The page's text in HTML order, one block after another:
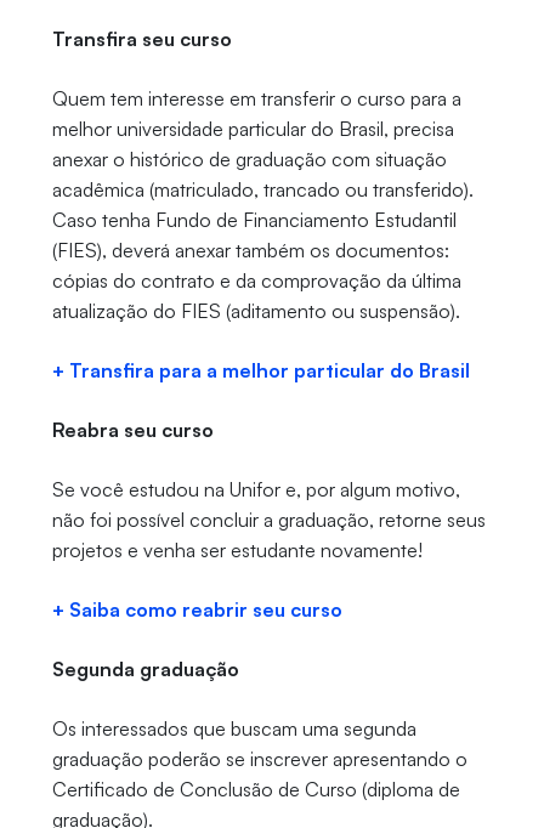
Transfira seu curso
Quem tem interesse em transferir o curso para a
melhor universidade particular do Brasil, precisa
anexar o histórico de graduação com situação
acadêmica (matriculado, trancado ou transferido).
Caso tenha Fundo de Financiamento Estudantil
(FIES), deverá anexar também os documentos:
cópias do contrato e da comprovação da última
atualização do FIES (aditamento ou suspensão).
+ Transfira para a melhor particular do Brasil
Reabra seu curso
Se você estudou na Unifor e, por algum motivo,
não foi possível concluir a graduação, retorne seus
projetos e venha ser estudante novamente!
+ Saiba como reabrir seu curso
Segunda graduação
Os interessados que buscam uma segunda
graduação poderão se inscrever apresentando o
Certificado de Conclusão de Curso (diploma de
graduação).